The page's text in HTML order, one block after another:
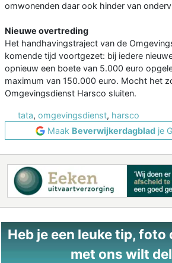
omwonenden daar ook hinder van
Nieuwe overtreding
Het handhavingstraject van de
komende tijd voortgezet: bij iedere
opnieuw een boete van 5.000 euro
maximum van 150.000 euro. Mocht het
Omgevingsdienst Harsco sluiten.
tata, omgevingsdienst, harsco
Maak Beverwijkerdagblad je
Heb je een leuke tip, foto
met ons wilt